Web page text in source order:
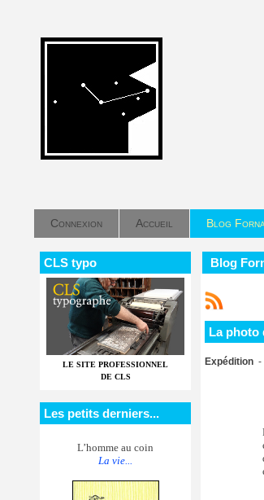
Connexion Accueil Blog
CLS typo
LE SITE PROFESSIONNEL
DE CLS
Les petits derniers...
L’homme au coin
La vie...
Blog
La photo
Expédition -